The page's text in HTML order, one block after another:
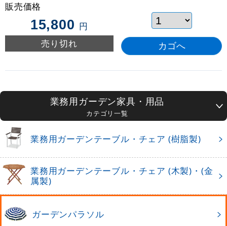
販売価格
15,800 円
売り切れ
業務用ガーデン家具・用品
カテゴリ一覧
業務用ガーデンテーブル・チェア (樹脂製)
業務用ガーデンテーブル・チェア (木製)・(金
属製)
ガーデンパラソル